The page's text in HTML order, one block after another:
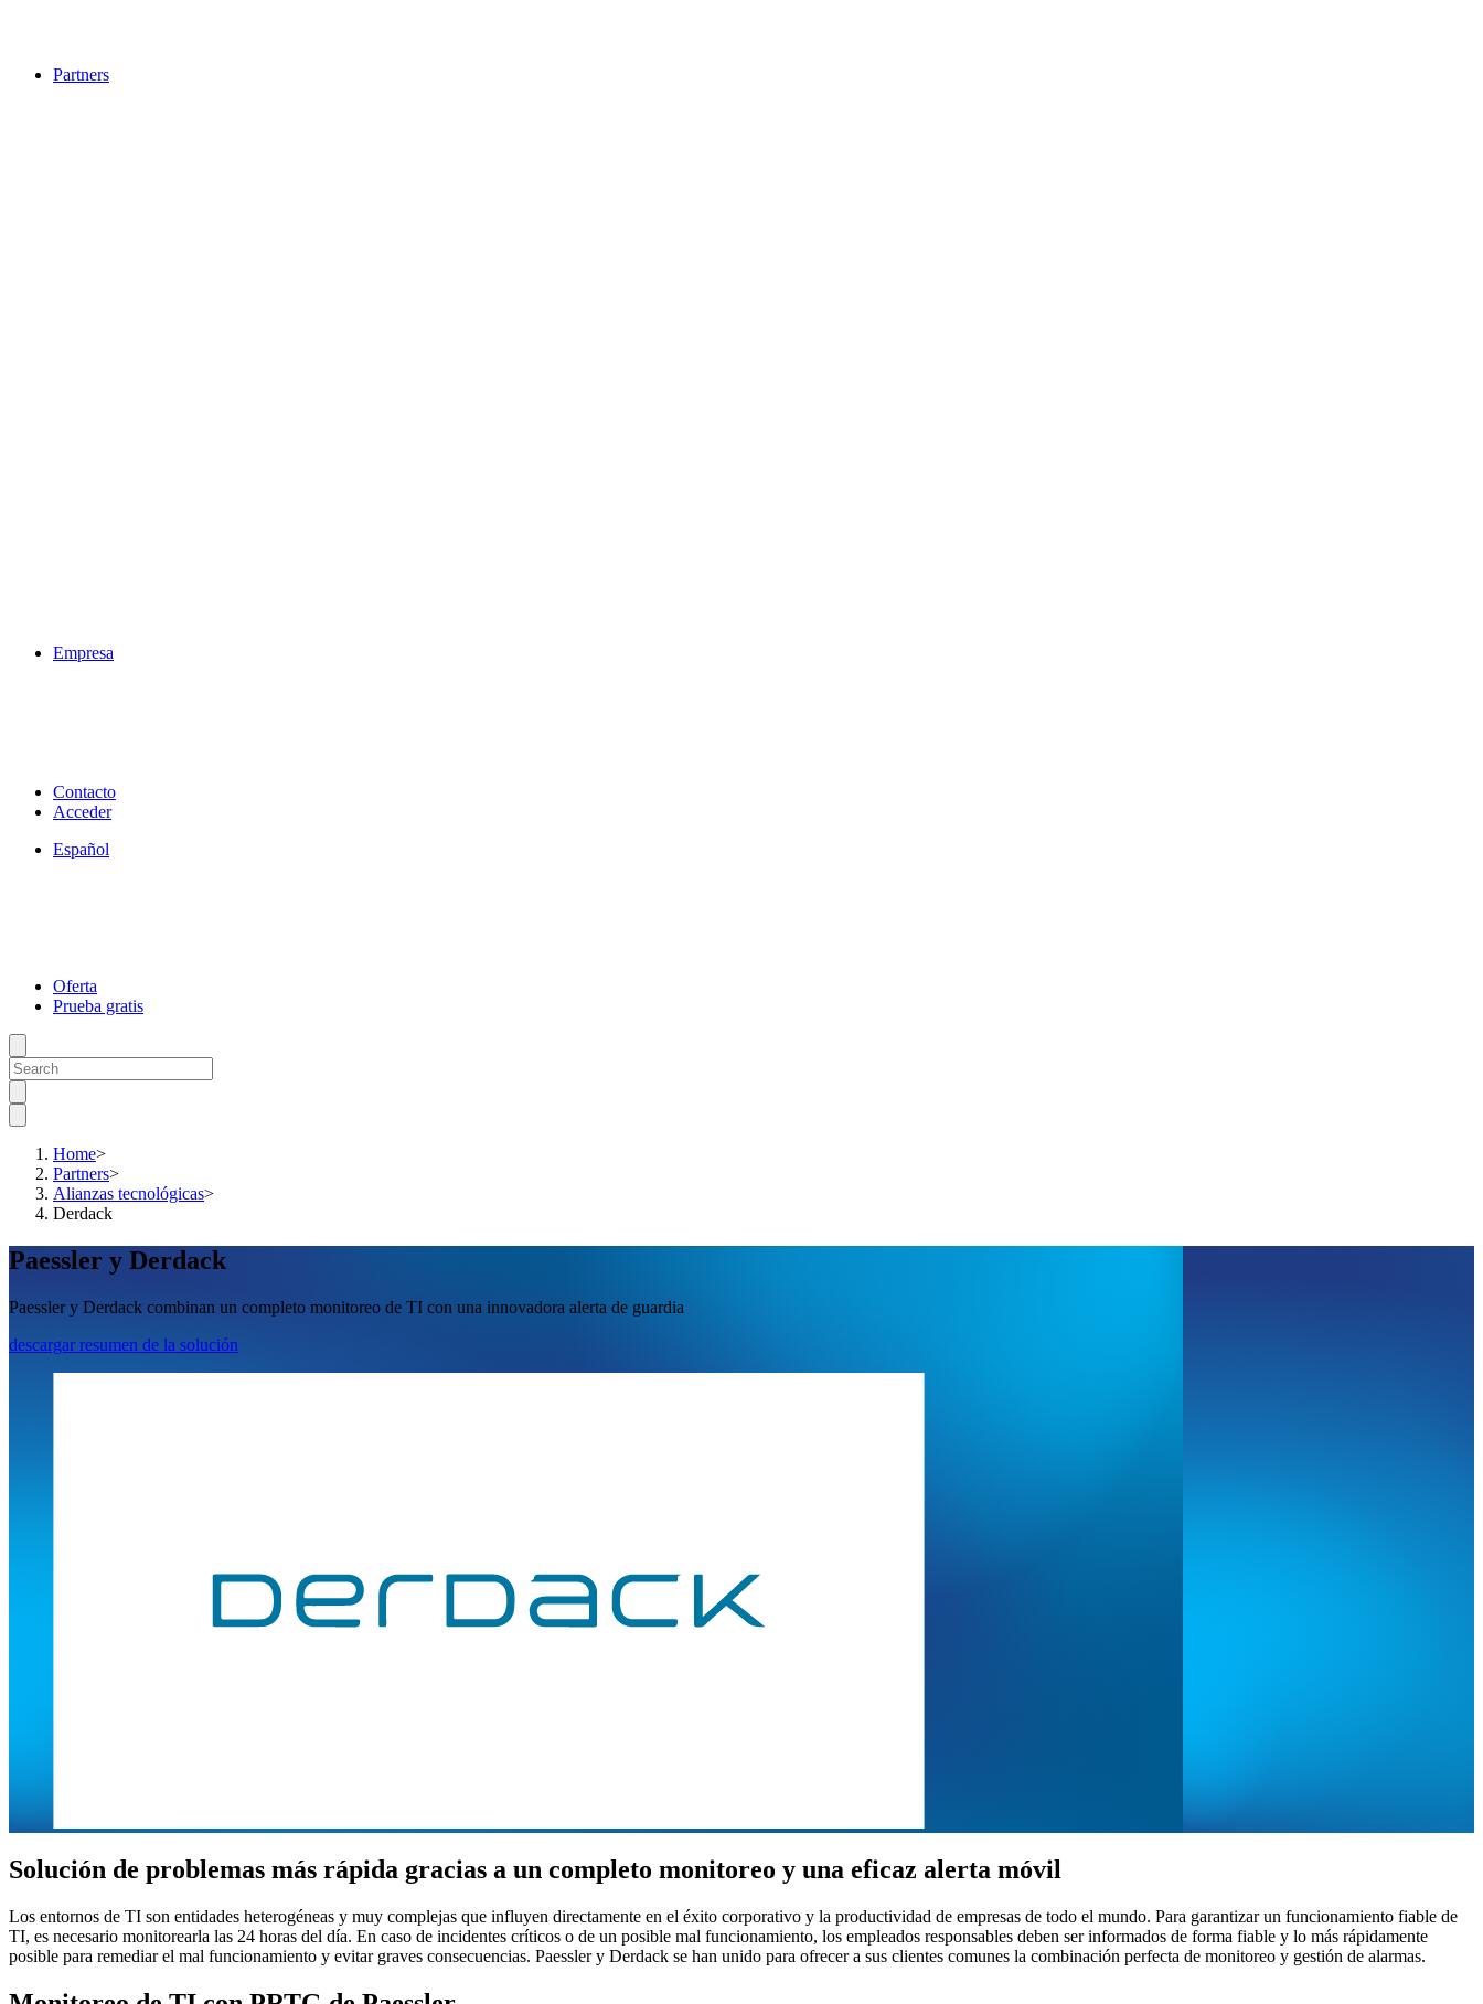
Partners
Empresa
Contacto
Acceder
Español
Oferta
Prueba gratis
Home>
Partners>
Alianzas tecnológicas>
Derdack
Paessler y Derdack
Paessler y Derdack combinan un completo monitoreo de TI con una innovadora alerta de guardia
descargar resumen de la solución
Solución de problemas más rápida gracias a un completo monitoreo y una eficaz alerta móvil
Los entornos de TI son entidades heterogéneas y muy complejas que influyen directamente en el éxito corporativo y la productividad de empresas de todo el mundo. Para garantizar un funcionamiento fiable de
TI, es necesario monitorearla las 24 horas del día. En caso de incidentes críticos o de un posible mal funcionamiento, los empleados responsables deben ser informados de forma fiable y lo más rápidamente
posible para remediar el mal funcionamiento y evitar graves consecuencias. Paessler y Derdack se han unido para ofrecer a sus clientes comunes la combinación perfecta de monitoreo y gestión de alarmas.